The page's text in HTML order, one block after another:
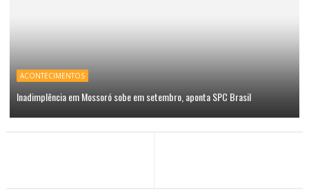
ACONTECIMENTOS
Inadimplência em Mossoró sobe em setembro, aponta SPC Brasil